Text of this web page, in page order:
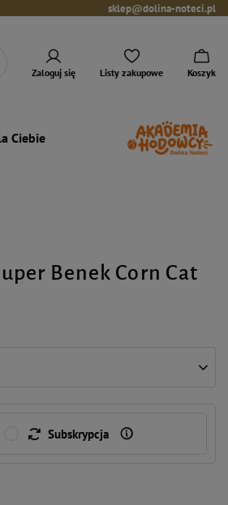
sklep@dolina-noteci.pl
Zaloguj się Listy zakupowe Koszyk
Ciebie
Benek Corn Cat
Subskrypcja